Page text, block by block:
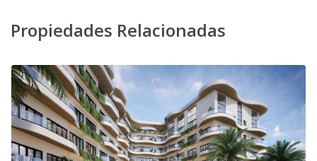
Propiedades Relacionadas